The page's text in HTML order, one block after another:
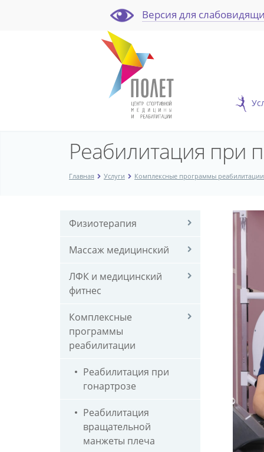
Версия для
Реабилитация при
Главная Услуги Комплексные программы реабилитации
Физиотерапия
Массаж медицинский
ЛФК и медицинский
фитнес
Комплексные
программы
реабилитации
Реабилитация при
гонартрозе
Реабилитация
вращательной
манжеты плеча
при
ПОЛЕТ
В
и
ПОЛЕТ
после
+7
4852
60-
01.